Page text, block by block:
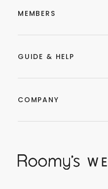
MEMBERS
GUIDE & HELP
COMPANY